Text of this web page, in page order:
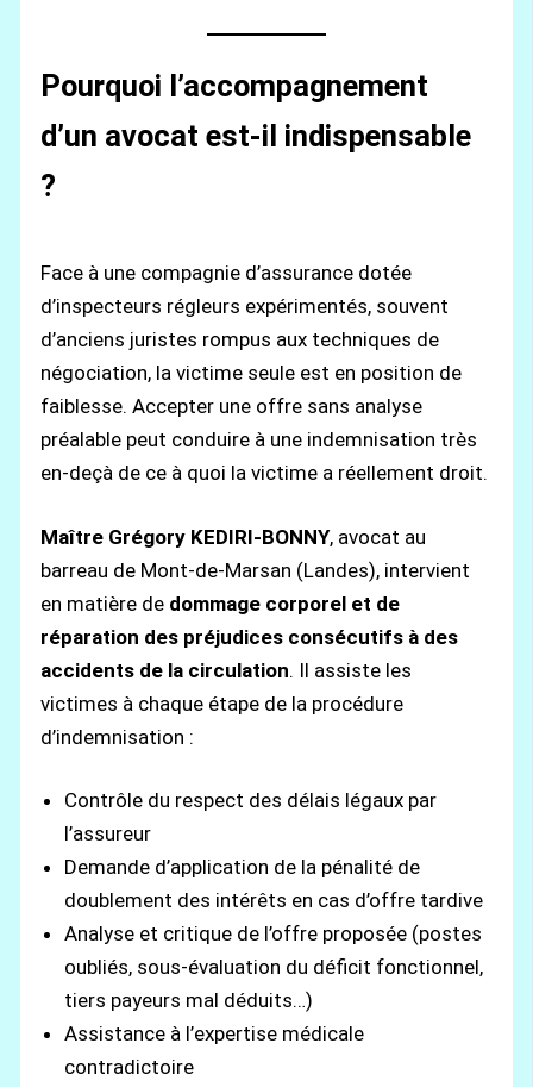
Pourquoi l’accompagnement
d’un avocat est-il indispensable
?
Face à une compagnie d’assurance dotée
d’inspecteurs régleurs expérimentés, souvent
d’anciens juristes rompus aux techniques de
négociation, la victime seule est en position de
faiblesse. Accepter une offre sans analyse
préalable peut conduire à une indemnisation très
en-deçà de ce à quoi la victime a réellement droit.
Maître Grégory KEDIRI-BONNY, avocat au
barreau de Mont-de-Marsan (Landes), intervient
en matière de dommage corporel et de
réparation des préjudices consécutifs à des
accidents de la circulation. Il assiste les
victimes à chaque étape de la procédure
d’indemnisation :
Contrôle du respect des délais légaux par
l’assureur
Demande d’application de la pénalité de
doublement des intérêts en cas d’offre tardive
Analyse et critique de l’offre proposée (postes
oubliés, sous-évaluation du déficit fonctionnel,
tiers payeurs mal déduits…)
Assistance à l’expertise médicale
contradictoire